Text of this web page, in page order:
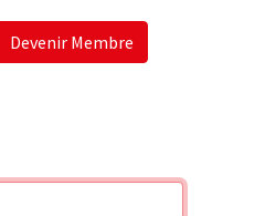
Devenir Membre